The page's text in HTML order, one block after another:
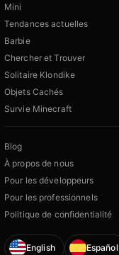
Mini
Tendances actuelles
Barbie
Chercher et Trouver
Solitaire Klondike
Objets Cachés
Survie Minecraft
Blog
À propos de nous
Pour les développeurs
Pour les professionnels
Politique de confidentialité
English Español